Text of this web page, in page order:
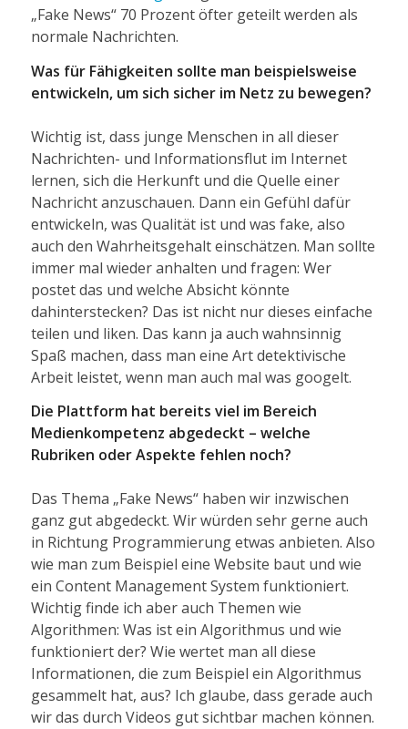
„Fake News“ 70 Prozent öfter geteilt werden als
normale Nachrichten.
Was für Fähigkeiten sollte man beispielsweise
entwickeln, um sich sicher im Netz zu bewegen?
Wichtig ist, dass junge Menschen in all dieser
Nachrichten- und Informationsflut im Internet
lernen, sich die Herkunft und die Quelle einer
Nachricht anzuschauen. Dann ein Gefühl dafür
entwickeln, was Qualität ist und was fake, also
auch den Wahrheitsgehalt einschätzen. Man sollte
immer mal wieder anhalten und fragen: Wer
postet das und welche Absicht könnte
dahinterstecken? Das ist nicht nur dieses einfache
teilen und liken. Das kann ja auch wahnsinnig
Spaß machen, dass man eine Art detektivische
Arbeit leistet, wenn man auch mal was googelt.
Die Plattform hat bereits viel im Bereich
Medienkompetenz abgedeckt – welche
Rubriken oder Aspekte fehlen noch?
Das Thema „Fake News“ haben wir inzwischen
ganz gut abgedeckt. Wir würden sehr gerne auch
in Richtung Programmierung etwas anbieten. Also
wie man zum Beispiel eine Website baut und wie
ein Content Management System funktioniert.
Wichtig finde ich aber auch Themen wie
Algorithmen: Was ist ein Algorithmus und wie
funktioniert der? Wie wertet man all diese
Informationen, die zum Beispiel ein Algorithmus
gesammelt hat, aus? Ich glaube, dass gerade auch
wir das durch Videos gut sichtbar machen können.